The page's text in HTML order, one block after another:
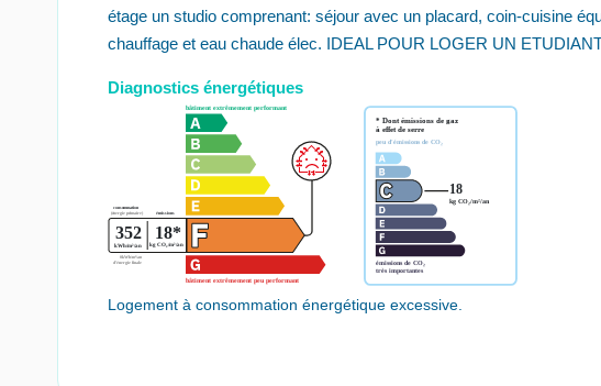
étage un studio comprenant: séjour avec un placard, coin-cuisine
chauffage et eau chaude élec. IDEAL POUR LOGER UN
Diagnostics énergétiques
Logement à consommation énergétique excessive.